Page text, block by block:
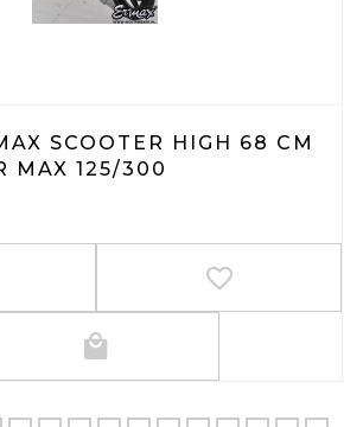
SCOOTER HIGH 68 CM
MAX 125/300